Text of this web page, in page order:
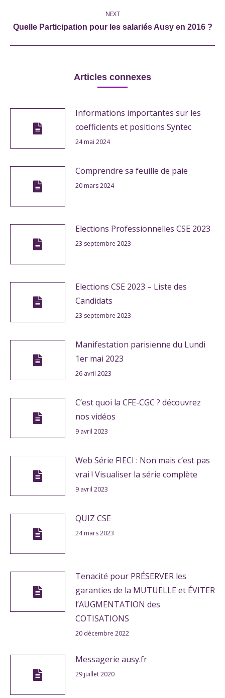
NEXT
Next
Quelle Participation pour les salariés Ausy en 2016 ?
Articles connexes
Informations importantes sur les
coefficients et positions Syntec
24 mai 2024
Comprendre sa feuille de paie
20 mars 2024
Elections Professionnelles CSE 2023
23 septembre 2023
Elections CSE 2023 – Liste des
Candidats
23 septembre 2023
Manifestation parisienne du Lundi
1er mai 2023
26 avril 2023
C’est quoi la CFE-CGC ? découvrez
nos vidéos
9 avril 2023
Web Série FIECI : Non mais c’est pas
vrai ! Visualiser la série complète
9 avril 2023
QUIZ CSE
24 mars 2023
Tenacité pour PRÉSERVER les
garanties de la MUTUELLE et ÉVITER
l’AUGMENTATION des
COTISATIONS
20 décembre 2022
Messagerie ausy.fr
29 juillet 2020